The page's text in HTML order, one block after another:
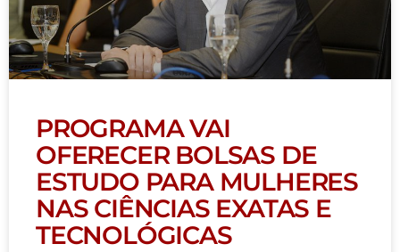
PROGRAMA VAI
OFERECER BOLSAS DE
ESTUDO PARA MULHERES
NAS CIÊNCIAS EXATAS E
TECNOLÓGICAS